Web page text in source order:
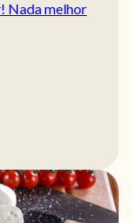
Nada melhor